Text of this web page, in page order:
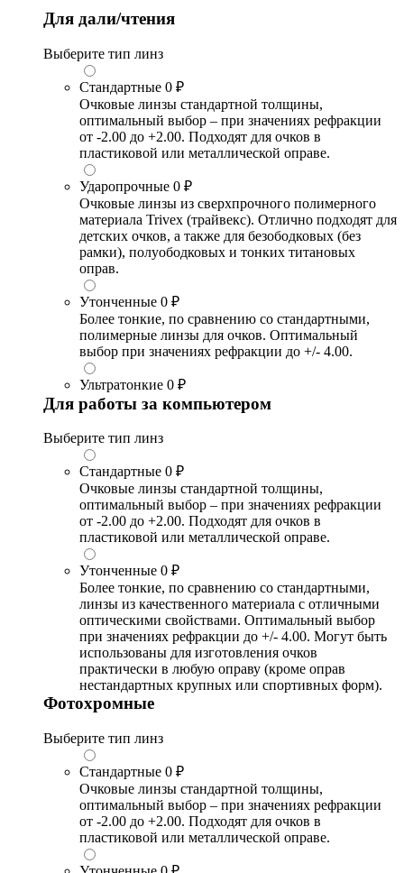
Для дали/чтения
Выберите тип линз
Стандартные 0 ₽
Очковые линзы стандартной толщины,
оптимальный выбор – при значениях рефракции
от -2.00 до +2.00. Подходят для очков в
пластиковой или металлической оправе.
Ударопрочные 0 ₽
Очковые линзы из сверхпрочного полимерного
материала Trivex (трайвекс). Отлично подходят для
детских очков, а также для безободковых (без
рамки), полуободковых и тонких титановых
оправ.
Утонченные 0 ₽
Более тонкие, по сравнению со стандартными,
полимерные линзы для очков. Оптимальный
выбор при значениях рефракции до +/- 4.00.
Ультратонкие 0 ₽
Для работы за компьютером
Выберите тип линз
Стандартные 0 ₽
Очковые линзы стандартной толщины,
оптимальный выбор – при значениях рефракции
от -2.00 до +2.00. Подходят для очков в
пластиковой или металлической оправе.
Утонченные 0 ₽
Более тонкие, по сравнению со стандартными,
линзы из качественного материала с отличными
оптическими свойствами. Оптимальный выбор
при значениях рефракции до +/- 4.00. Могут быть
использованы для изготовления очков
практически в любую оправу (кроме оправ
нестандартных крупных или спортивных форм).
Фотохромные
Выберите тип линз
Стандартные 0 ₽
Очковые линзы стандартной толщины,
оптимальный выбор – при значениях рефракции
от -2.00 до +2.00. Подходят для очков в
пластиковой или металлической оправе.